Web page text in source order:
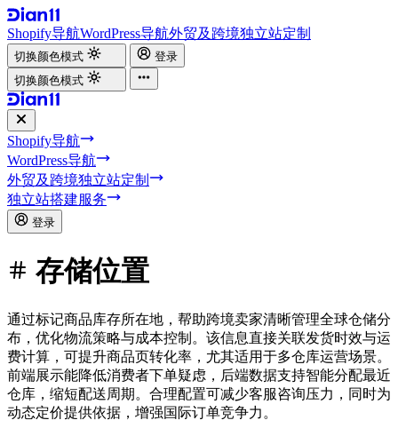
Shopify导航WordPress导航外贸及跨境独立站定制
切换颜色模式
登录
切换颜色模式
Shopify导航
WordPress导航
外贸及跨境独立站定制
独立站搭建服务
登录
存储位置
通过标记商品库存所在地，帮助跨境卖家清晰管理全球仓储分
布，优化物流策略与成本控制。该信息直接关联发货时效与运
费计算，可提升商品页转化率，尤其适用于多仓库运营场景。
前端展示能降低消费者下单疑虑，后端数据支持智能分配最近
仓库，缩短配送周期。合理配置可减少客服咨询压力，同时为
动态定价提供依据，增强国际订单竞争力。